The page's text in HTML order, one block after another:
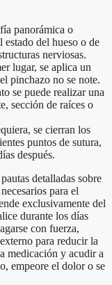
panorámica o
estado del hueso o de
nerviosas.
lugar, se aplica un
pinchazo no se note.
se puede realizar una
sección de raíces o
se cierran los
puntos de sutura,
después.
detalladas sobre
para el
exclusivamente del
durante los días
con fuerza,
para reducir la
medicación y acudir a
empeore el dolor o se